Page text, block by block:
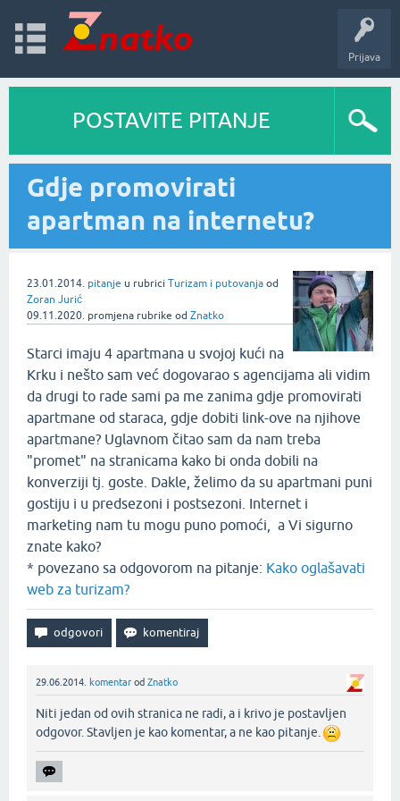
Prijava
POSTAVITE PITANJE
Gdje promovirati
apartman na internetu?
23.01.2014. pitanje u rubrici Turizam i putovanja od
Zoran Jurić
09.11.2020. promjena rubrike od Znatko
Starci imaju 4 apartmana u svojoj kući na
Krku i nešto sam već dogovarao s agencijama ali vidim
da drugi to rade sami pa me zanima gdje promovirati
apartmane od staraca, gdje dobiti link-ove na njihove
apartmane? Uglavnom čitao sam da nam treba
"promet" na stranicama kako bi onda dobili na
konverziji tj. goste. Dakle, želimo da su apartmani puni
gostiju i u predsezoni i postsezoni. Internet i
marketing nam tu mogu puno pomoći, a Vi sigurno
znate kako?
* povezano sa odgovorom na pitanje: Kako oglašavati
web za turizam?
29.06.2014. komentar od Znatko
Niti jedan od ovih stranica ne radi, a i krivo je postavljen
odgovor. Stavljen je kao komentar, a ne kao pitanje.